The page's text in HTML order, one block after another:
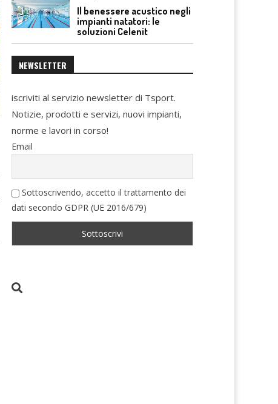
Il benessere acustico negli
impianti natatori: le
soluzioni Celenit
NEWSLETTER
iscriviti al servizio newsletter di Tsport.
Notizie, prodotti e servizi, nuovi impianti,
norme e lavori in corso!
Email
Sottoscrivendo, accetto il trattamento dei
dati secondo GDPR (UE 2016/679)